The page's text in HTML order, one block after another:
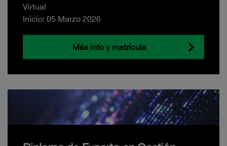
Virtual
Inicio: 05 Marzo 2026
Más info y matrícula